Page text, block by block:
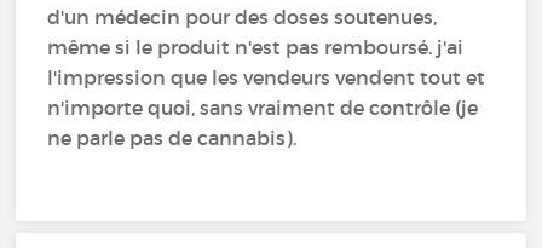
d'un médecin pour des doses soutenues,
même si le produit n'est pas remboursé. j'ai
l'impression que les vendeurs vendent tout et
n'importe quoi, sans vraiment de contrôle (je
ne parle pas de cannabis).